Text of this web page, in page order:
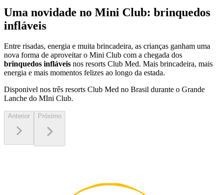
Uma novidade no Mini Club: brinquedos
infláveis
Entre risadas, energia e muita brincadeira, as crianças ganham uma
nova forma de aproveitar o Mini Club com a chegada dos
brinquedos infláveis nos resorts Club Med. Mais brincadeira, mais
energia e mais momentos felizes ao longo da estada.
Disponivel nos três resorts Club Med no Brasil durante o Grande
Lanche do MIni Club.
Anterior Próximo